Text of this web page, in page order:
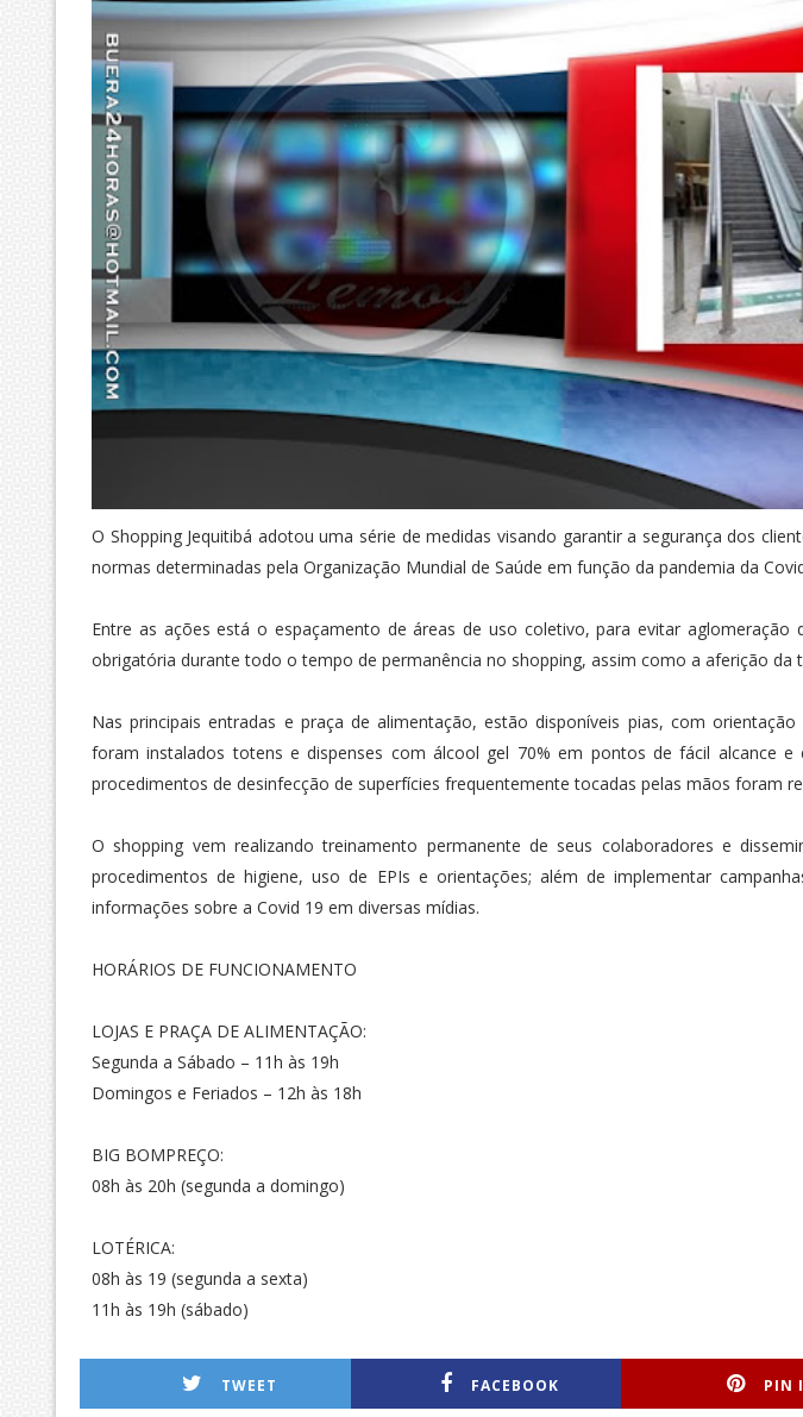
O Shopping Jequitibá adotou uma série de medidas visando garantir a segurança dos
normas determinadas pela Organização Mundial de Saúde em função da pandemia da
Entre as ações está o espaçamento de áreas de uso coletivo, para evitar aglomeração
obrigatória durante todo o tempo de permanência no shopping, assim como a aferição da
Nas principais entradas e praça de alimentação, estão disponíveis pias, com
foram instalados totens e dispenses com álcool gel 70% em pontos de fácil alcance e
procedimentos de desinfecção de superfícies frequentemente tocadas pelas mãos foram
O shopping vem realizando treinamento permanente de seus colaboradores e
procedimentos de higiene, uso de EPIs e orientações; além de implementar
informações sobre a Covid 19 em diversas mídias.
HORÁRIOS DE FUNCIONAMENTO
LOJAS E PRAÇA DE ALIMENTAÇÃO:
Segunda a Sábado – 11h às 19h
Domingos e Feriados – 12h às 18h
BIG BOMPREÇO:
08h às 20h (segunda a domingo)
LOTÉRICA:
08h às 19 (segunda a sexta)
11h às 19h (sábado)
TWEET FACEBOOK PIN